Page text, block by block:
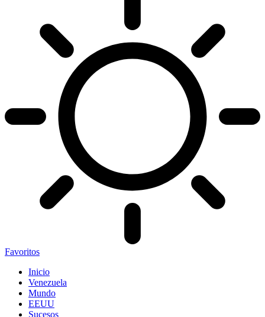
Favoritos
Inicio
Venezuela
Mundo
EEUU
Sucesos